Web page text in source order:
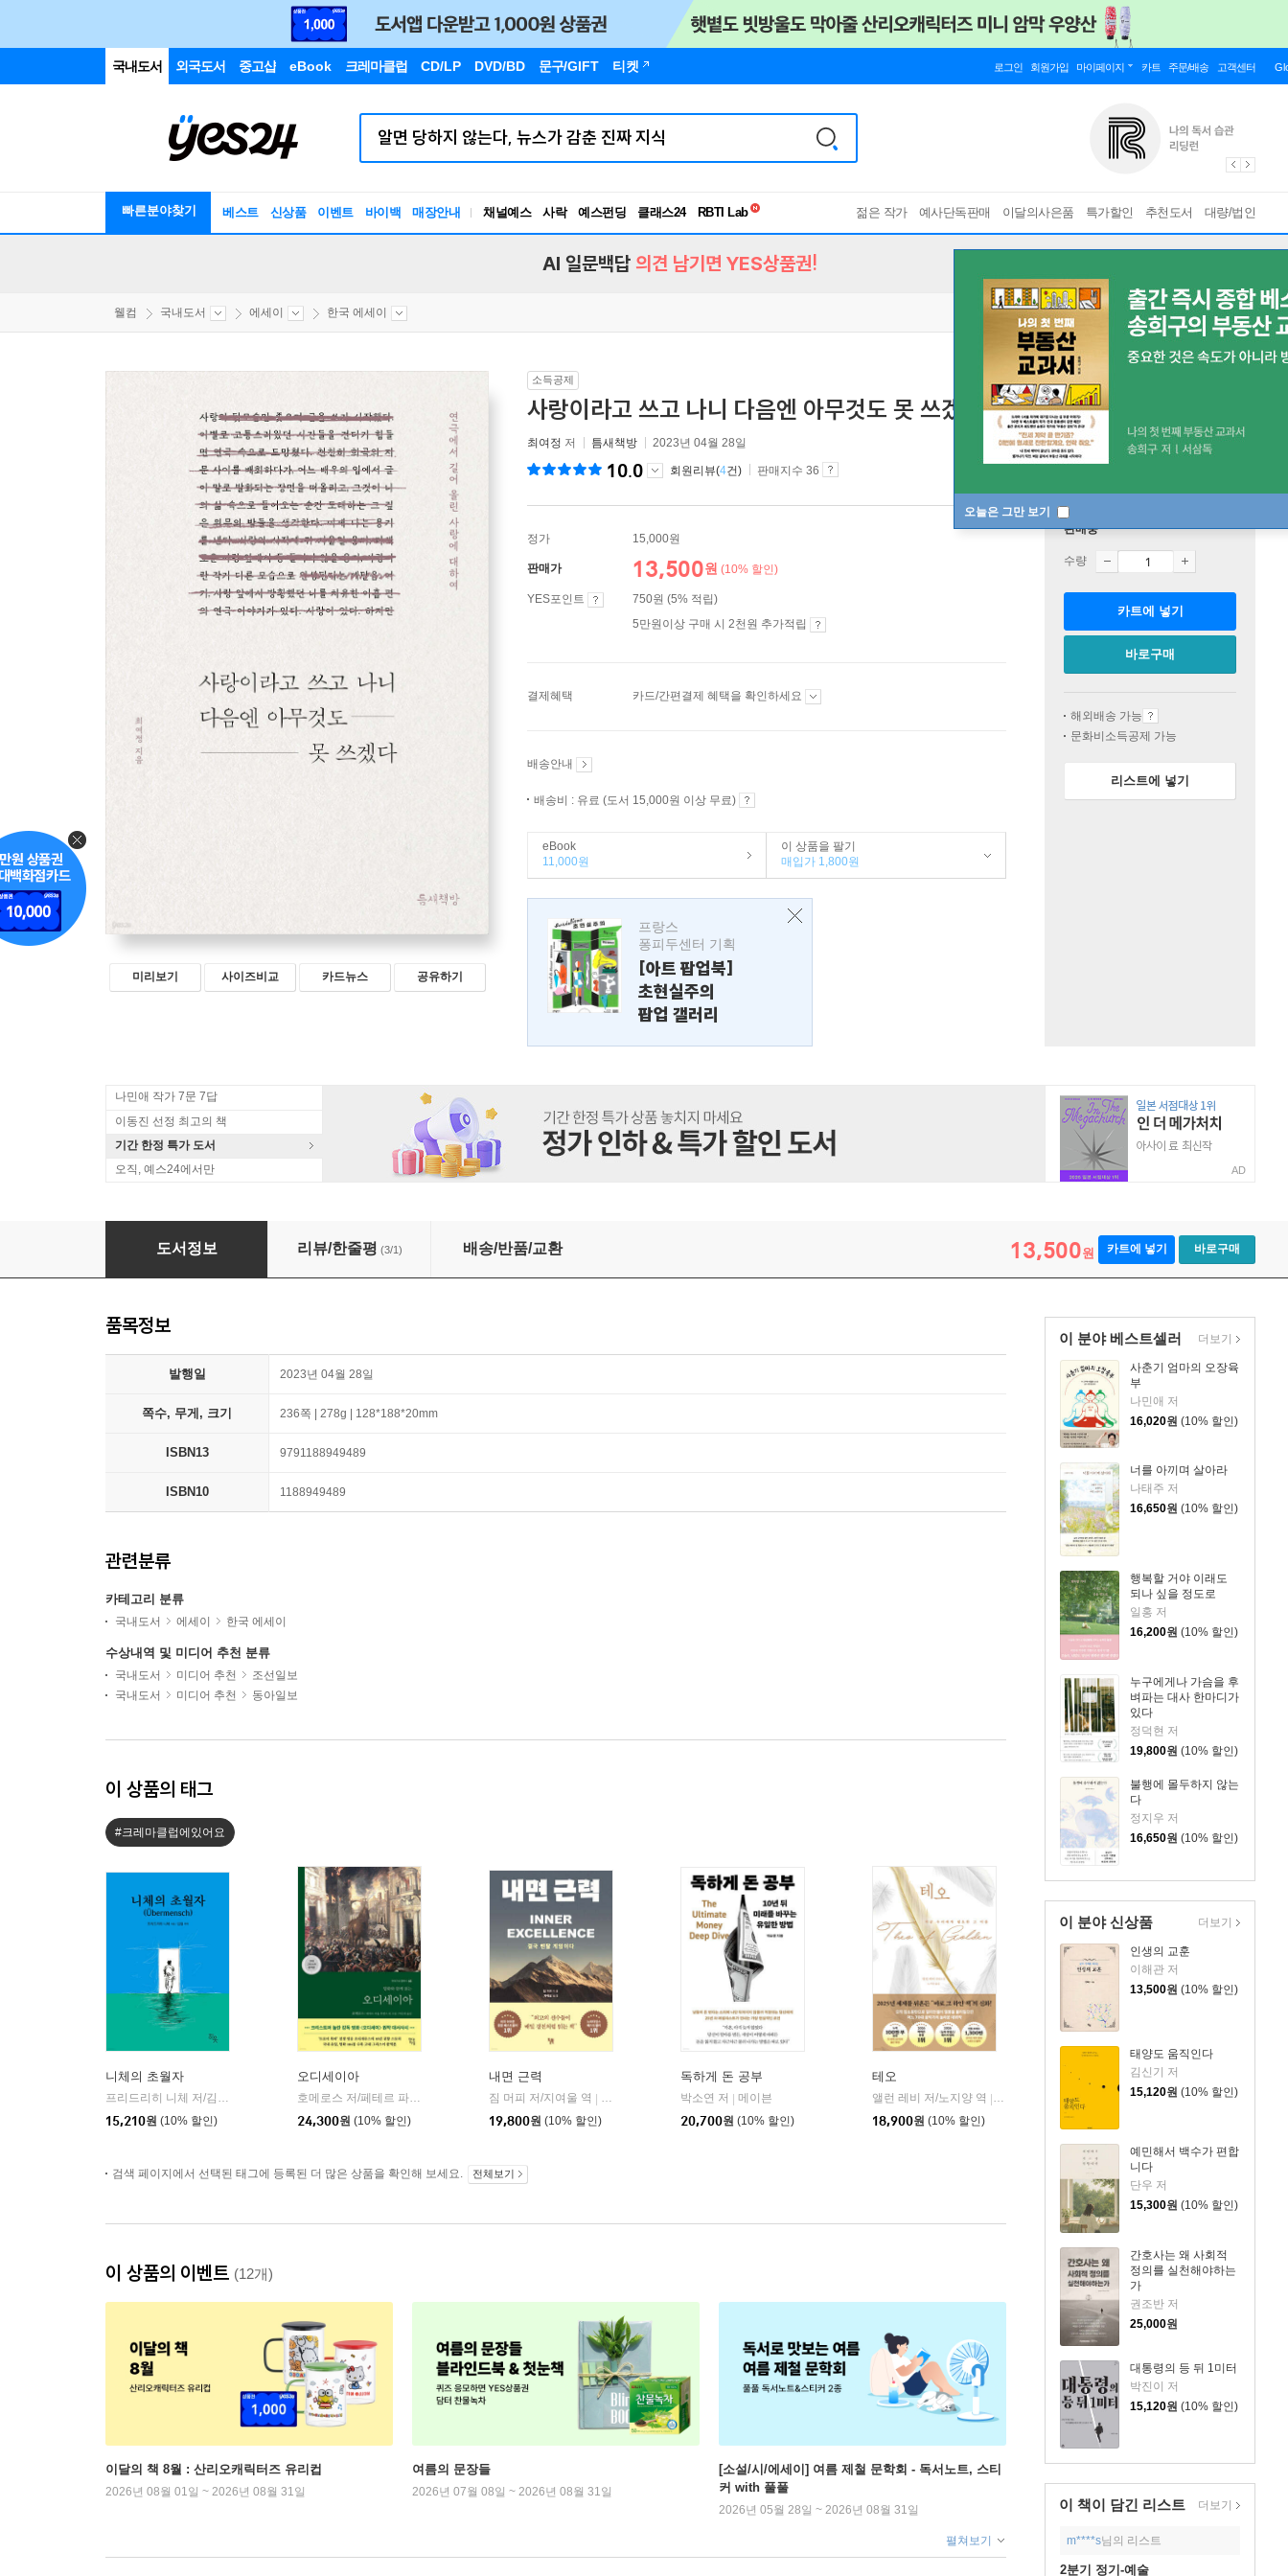
국내도서 외국도서 중고샵 eBook 크레마클럽 CD/LP DVD/BD 문구/GIFT 티켓 로그인 회원가입 마이페이지 카트 주문/배송 고객센터
빠른분야찾기 베스트 신상품 이벤트 바이백 매장안내 채널예스 사락 예스펀딩 클래스24
독서유형검사
젊은 작가 예사단독판매 이달의사은품 특가할인 추천도서 대량/법인
오늘은 그만 보기
AI 일문백답 의견 남기면 YES상품권!
웰컴 국내도서 에세이 한국 에세이
미리보기 사이즈비교 카드뉴스 공유하기
소득공제
사랑이라고 쓰고 나니 다음엔 아무것도 못 쓰겠다 연극에서 길어 올린 사랑에 대하여
최여정 저 틈새책방 2023년 04월 28일
10.0 회원리뷰(4건) 판매지수 36
정가 15,000원
판매가 13,500원 (10% 할인)
YES포인트
750원 (5% 적립)
5만원이상 구매 시 2천원 추가적립
결제혜택 카드/간편결제 혜택을 확인하세요
배송안내
배송비 : 유료 (도서 15,000원 이상 무료)
eBook
11,000원
이 상품을 팔기
매입가 1,800원
프랑스
퐁피두센터 기획
[아트 팝업북]
초현실주의
팝업 갤러리
판매중
수량
카트에 넣기
바로구매
해외배송 가능
문화비소득공제 가능
리스트에 넣기
나민애 작가 7문 7답
이동진 선정 최고의 책
기간 한정 특가 도서
오직, 예스24에서만
AD
사랑이라고 쓰고 나니 다음엔 아무것도 못 쓰겠다
도서정보 리뷰/한줄평 (3/1) 배송/반품/교환 13,500원 카트에 넣기 바로구매
이 분야 베스트셀러
사춘기 엄마의 오장육
부
나민애 저
16,020원 (10% 할인)
너를 아끼며 살아라
나태주 저
16,650원 (10% 할인)
행복할 거야 이래도
되나 싶을 정도로
일홍 저
16,200원 (10% 할인)
누구에게나 가슴을 후
벼파는 대사 한마디가
있다
정덕현 저
19,800원 (10% 할인)
불행에 몰두하지 않는
다
정지우 저
16,650원 (10% 할인)
더보기
이 분야 신상품
인생의 교훈
이해관 저
13,500원 (10% 할인)
태양도 움직인다
김신기 저
15,120원 (10% 할인)
예민해서 백수가 편합
니다
단우 저
15,300원 (10% 할인)
간호사는 왜 사회적
정의를 실천해야하는
가
권조반 저
25,000원
대통령의 등 뒤 1미터
박진이 저
15,120원 (10% 할인)
더보기
이 책이 담긴 리스트 더보기
m****s님의 리스트
2분기 정기-예술
품목정보
발행일 2023년 04월 28일
쪽수, 무게, 크기 236쪽 | 278g | 128*188*20mm
ISBN13 9791188949489
ISBN10 1188949489
관련분류
카테고리 분류
국내도서 에세이 한국 에세이
수상내역 및 미디어 추천 분류
국내도서 미디어 추천
조선일보
국내도서
미디어 추천 동아일보
이 상품의 태그
#크레마클럽에있어요
니체의 초월자
프리드리히 니체 저/김철 편역
15,210원 (10% 할인)
오디세이아
호메로스 저/페테르 파울 루벤스 그림/박문재 역 | 현대지성
24,300원 (10% 할인)
내면 근력
짐 머피 저/지여울 역
윌북(willbook)
19,800원 (10% 할인)
독하게 돈 공부
박소연 저
메이븐
20,700원 (10% 할인)
테오
앨런 레비 저/노지양 역
오팬하우스
18,900원 (10% 할인)
검색 페이지에서 선택된 태그에 등록된 더 많은 상품을 확인해 보세요. 전체보기
이 상품의 이벤트 (12개)
이달의 책 8월 : 산리오캐릭터즈 유리컵
2026년 08월 01일 ~ 2026년 08월 31일
여름의 문장들
2026년 07월 08일 ~ 2026년 08월 31일
[소설/시/에세이] 여름 제철 문학회 - 독서노트, 스티
커 with 풀풀
2026년 05월 28일 ~ 2026년 08월 31일
펼쳐보기